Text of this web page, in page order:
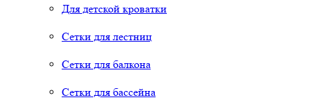
Для детской кроватки
Сетки для лестниц
Сетки для балкона
Сетки для бассейна